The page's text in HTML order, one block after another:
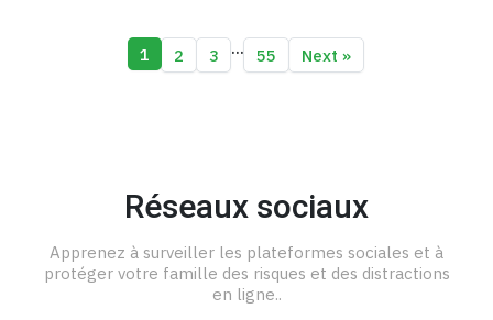
1 2 3 ... 55 Next»
Réseaux sociaux
Apprenez à surveiller les plateformes sociales et à
protéger votre famille des risques et des distractions
en ligne..